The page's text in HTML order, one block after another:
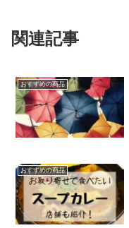
関連記事
おすすめの商品
おすすめの商品